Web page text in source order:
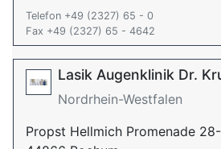
Telefon +49 (2327) 65 - 0
Fax +49 (2327) 65 - 4642
Lasik Augenklinik Dr.
Nordrhein-Westfalen
Propst Hellmich Promenade